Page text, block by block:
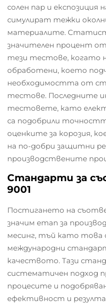
солен пар и експозиция
симулират тежки
материалите.
значителен процент
тези тестове, когато
обработени, което
необходимостта от
тестове. Последните
тестовете, като
са подобрили
оценките за корозия,
на по-добри защитни
производствените
Стандарти за
9001
Постигането на
значим етап за
месинг, тъй като това
международни
качеството. Тази
систематичен подход
процесите и
ефективност и